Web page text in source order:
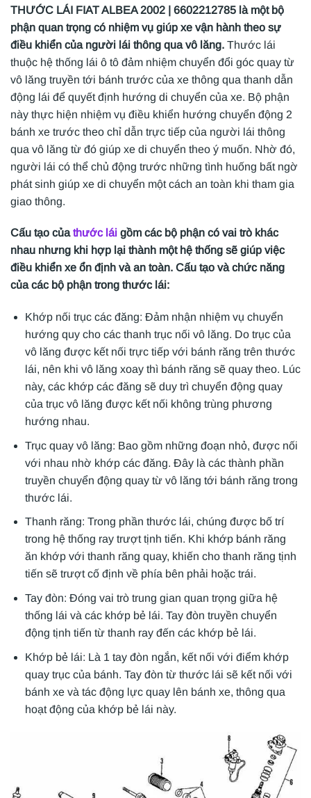
THƯỚC LÁI FIAT ALBEA 2002 | 6602212785 là một bộ
phận quan trọng có nhiệm vụ giúp xe vận hành theo sự
điều khiển của người lái thông qua vô lăng. Thước lái
thuộc hệ thống lái ô tô đảm nhiệm chuyển đổi góc quay từ
vô lăng truyền tới bánh trước của xe thông qua thanh dẫn
động lái để quyết định hướng di chuyển của xe. Bộ phận
này thực hiện nhiệm vụ điều khiển hướng chuyển động 2
bánh xe trước theo chỉ dẫn trực tiếp của người lái thông
qua vô lăng từ đó giúp xe di chuyển theo ý muốn. Nhờ đó,
người lái có thể chủ động trước những tình huống bất ngờ
phát sinh giúp xe di chuyển một cách an toàn khi tham gia
giao thông.
Cấu tạo củathước lái gồm các bộ phận có vai trò khác
nhau nhưng khi hợp lại thành một hệ thống sẽ giúp việc
điều khiển xe ổn định và an toàn. Cấu tạo và chức năng
của các bộ phận trong thước lái:
Khớp nối trục các đăng: Đảm nhận nhiệm vụ chuyển
hướng quy cho các thanh trục nối vô lăng. Do trục của
vô lăng được kết nối trực tiếp với bánh răng trên thước
lái, nên khi vô lăng xoay thì bánh răng sẽ quay theo. Lúc
này, các khớp các đăng sẽ duy trì chuyển động quay
của trục vô lăng được kết nối không trùng phương
hướng nhau.
Trục quay vô lăng: Bao gồm những đoạn nhỏ, được nối
với nhau nhờ khớp các đăng. Đây là các thành phần
truyền chuyển động quay từ vô lăng tới bánh răng trong
thước lái.
Thanh răng: Trong phần thước lái, chúng được bố trí
trong hệ thống ray trượt tịnh tiến. Khi khớp bánh răng
ăn khớp với thanh răng quay, khiến cho thanh răng tịnh
tiến sẽ trượt cố định về phía bên phải hoặc trái.
Tay đòn: Đóng vai trò trung gian quan trọng giữa hệ
thống lái và các khớp bẻ lái. Tay đòn truyền chuyển
động tịnh tiến từ thanh ray đến các khớp bẻ lái.
Khớp bẻ lái: Là 1 tay đòn ngắn, kết nối với điểm khớp
quay trục của bánh. Tay đòn từ thước lái sẽ kết nối với
bánh xe và tác động lực quay lên bánh xe, thông qua
hoạt động của khớp bẻ lái này.